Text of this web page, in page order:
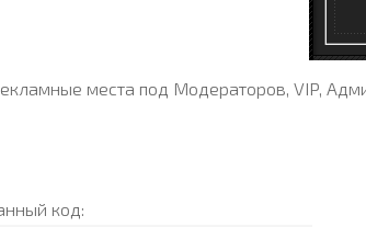
места под Модераторов, VIP,
код: